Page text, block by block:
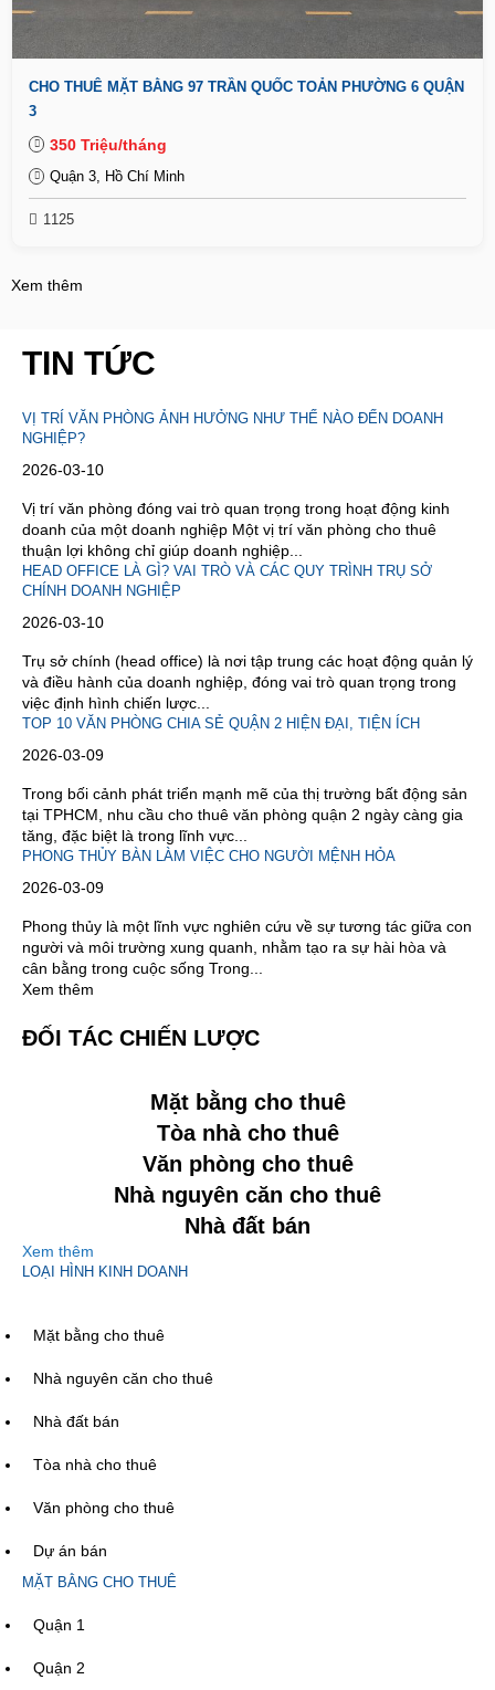
CHO THUÊ MẶT BẰNG 97 TRẦN QUỐC TOẢN PHƯỜNG 6 QUẬN
3
350 Triệu/tháng
Quận 3, Hồ Chí Minh
1125
Xem thêm
TIN TỨC
VỊ TRÍ VĂN PHÒNG ẢNH HƯỞNG NHƯ THẾ NÀO ĐẾN DOANH
NGHIỆP?
2026-03-10
Vị trí văn phòng đóng vai trò quan trọng trong hoạt động kinh
doanh của một doanh nghiệp Một vị trí văn phòng cho thuê
thuận lợi không chỉ giúp doanh nghiệp...
HEAD OFFICE LÀ GÌ? VAI TRÒ VÀ CÁC QUY TRÌNH TRỤ SỞ
CHÍNH DOANH NGHIỆP
2026-03-10
Trụ sở chính (head office) là nơi tập trung các hoạt động quản lý
và điều hành của doanh nghiệp, đóng vai trò quan trọng trong
việc định hình chiến lược...
TOP 10 VĂN PHÒNG CHIA SẺ QUẬN 2 HIỆN ĐẠI, TIỆN ÍCH
2026-03-09
Trong bối cảnh phát triển mạnh mẽ của thị trường bất động sản
tại TPHCM, nhu cầu cho thuê văn phòng quận 2 ngày càng gia
tăng, đặc biệt là trong lĩnh vực...
PHONG THỦY BÀN LÀM VIỆC CHO NGƯỜI MỆNH HỎA
2026-03-09
Phong thủy là một lĩnh vực nghiên cứu về sự tương tác giữa con
người và môi trường xung quanh, nhằm tạo ra sự hài hòa và
cân bằng trong cuộc sống Trong...
Xem thêm
ĐỐI TÁC CHIẾN LƯỢC
Mặt bằng cho thuê
Tòa nhà cho thuê
Văn phòng cho thuê
Nhà nguyên căn cho thuê
Nhà đất bán
Xem thêm
LOẠI HÌNH KINH DOANH
Mặt bằng cho thuê
Nhà nguyên căn cho thuê
Nhà đất bán
Tòa nhà cho thuê
Văn phòng cho thuê
Dự án bán
MẶT BẰNG CHO THUÊ
Quận 1
Quận 2